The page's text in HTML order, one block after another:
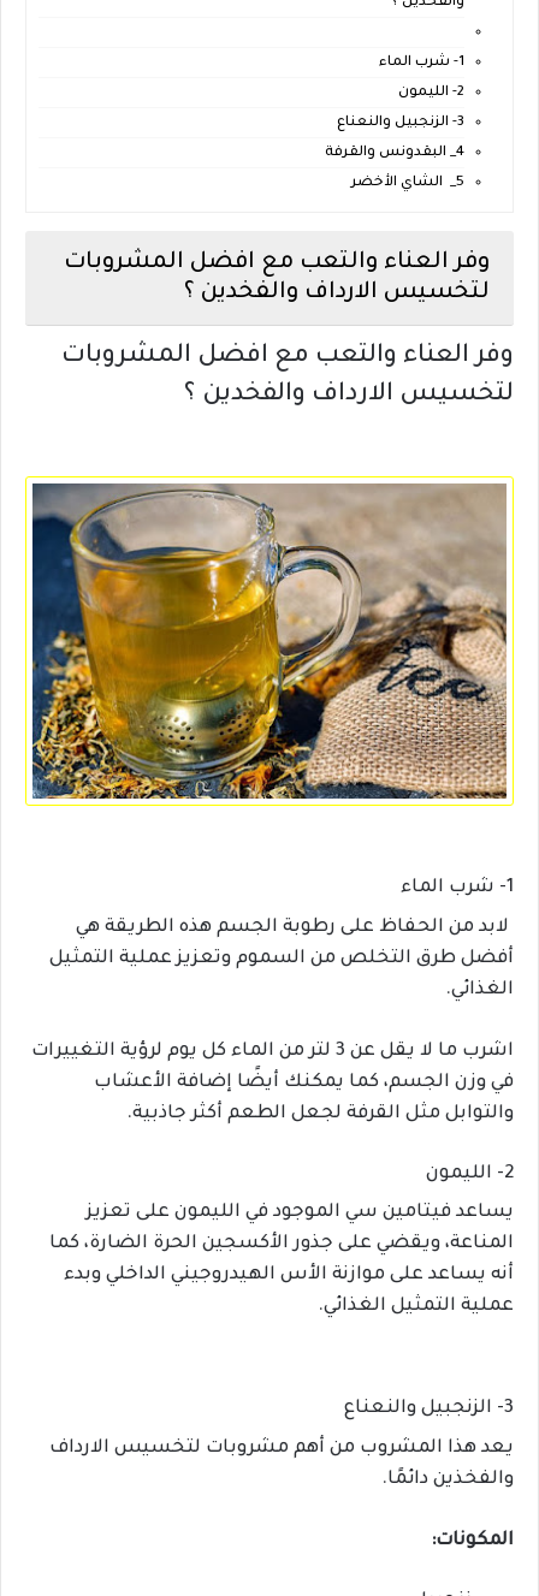
والفخدين ؟
1- شرب الماء
2- الليمون
3- الزنجبيل والنعناع
4_ البقدونس والقرفة
5_ الشاي الأخضر
وفر العناء والتعب مع افضل المشروبات
لتخسيس الارداف والفخدين ؟
وفر العناء والتعب مع افضل المشروبات
لتخسيس الارداف والفخدين ؟
1- شرب الماء
لابد من الحفاظ على رطوبة الجسم هذه الطريقة هي
أفضل طرق التخلص من السموم وتعزيز عملية التمثيل
الغذائي.
اشرب ما لا يقل عن 3 لتر من الماء كل يوم لرؤية التغييرات
في وزن الجسم، كما يمكنك أيضًا إضافة الأعشاب
والتوابل مثل القرفة لجعل الطعم أكثر جاذبية.
2- الليمون
يساعد فيتامين سي الموجود في الليمون على تعزيز
المناعة، ويقضي على جذور الأكسجين الحرة الضارة، كما
أنه يساعد على موازنة الأس الهيدروجيني الداخلي وبدء
عملية التمثيل الغذائي.
3- الزنجبيل والنعناع
يعد هذا المشروب من أهم مشروبات لتخسيس الارداف
والفخذين دائمًا.
المكونات: